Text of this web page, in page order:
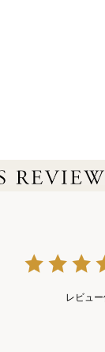
レビュー